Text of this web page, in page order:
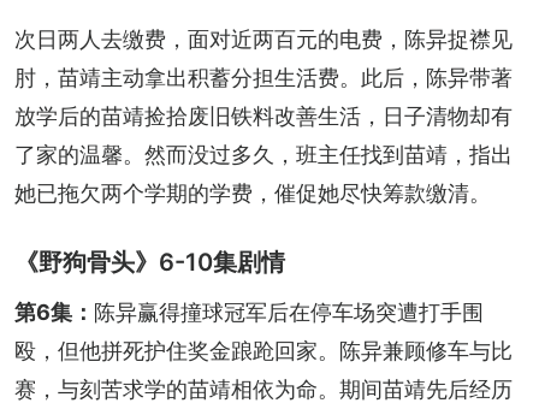
次日两人去缴费，面对近两百元的电费，陈异捉襟见
肘，苗靖主动拿出积蓄分担生活费。此后，陈异带著
放学后的苗靖捡拾废旧铁料改善生活，日子清物却有
了家的温馨。然而没过多久，班主任找到苗靖，指出
她已拖欠两个学期的学费，催促她尽快筹款缴清。
《野狗骨头》6-10集剧情
第6集： 陈异赢得撞球冠军后在停车场突遭打手围
殴，但他拼死护住奖金踉跄回家。陈异兼顾修车与比
赛，与刻苦求学的苗靖相依为命。期间苗靖先后经历